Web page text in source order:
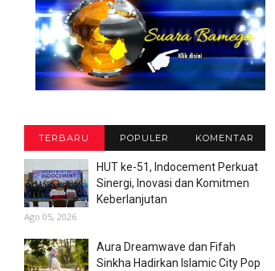
TERBARU POPULER KOMENTAR
HUT ke-51, Indocement Perkuat
Sinergi, Inovasi dan Komitmen
Keberlanjutan
Ago 05, 2026
Aura Dreamwave dan Fifah
Sinkha Hadirkan Islamic City Pop